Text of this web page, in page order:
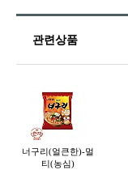
관련상품
너구리(얼큰한)-멀
티(농심)